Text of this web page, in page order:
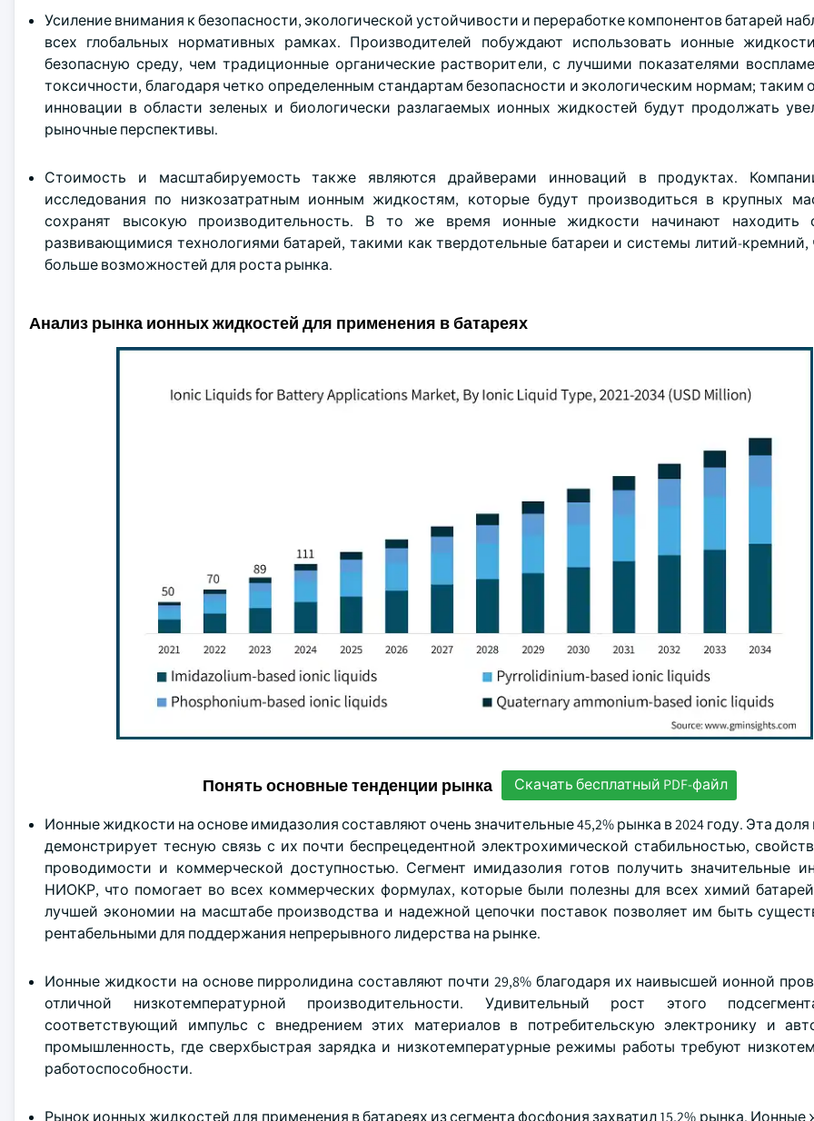
Усиление внимания к безопасности, экологической устойчивости и переработке компонентов батарей
всех глобальных нормативных рамках. Производителей побуждают использовать ионные
безопасную среду, чем традиционные органические растворители, с лучшими показателями
токсичности, благодаря четко определенным стандартам безопасности и экологическим нормам; таким
инновации в области зеленых и биологически разлагаемых ионных жидкостей будут продолжать
рыночные перспективы.
Стоимость и масштабируемость также являются драйверами инноваций в продуктах.
исследования по низкозатратным ионным жидкостям, которые будут производиться в крупных
сохранят высокую производительность. В то же время ионные жидкости начинают находить
развивающимися технологиями батарей, такими как твердотельные батареи и системы литий-кремний,
больше возможностей для роста рынка.
Анализ рынка ионных жидкостей для применения в батареях
Понять основные тенденции рынка Скачать бесплатный PDF-файл
Ионные жидкости на основе имидазолия составляют очень значительные 45,2% рынка в 2024 году. Эта
демонстрирует тесную связь с их почти беспрецедентной электрохимической стабильностью,
проводимости и коммерческой доступностью. Сегмент имидазолия готов получить значительные
НИОКР, что помогает во всех коммерческих формулах, которые были полезны для всех химий
лучшей экономии на масштабе производства и надежной цепочки поставок позволяет им быть
рентабельными для поддержания непрерывного лидерства на рынке.
Ионные жидкости на основе пирролидина составляют почти 29,8% благодаря их наивысшей ионной
отличной низкотемпературной производительности. Удивительный рост этого
соответствующий импульс с внедрением этих материалов в потребительскую электронику и
промышленность, где сверхбыстрая зарядка и низкотемпературные режимы работы требуют
работоспособности.
Рынок ионных жидкостей для применения в батареях из сегмента фосфония захватил 15,2% рынка. Ионные